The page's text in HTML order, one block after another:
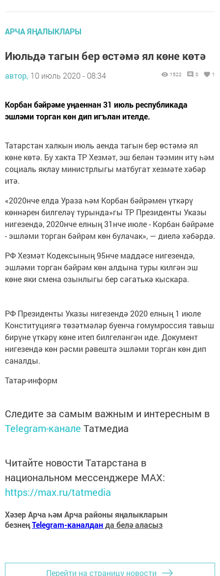
АРЧА ЯҢАЛЫКЛАРЫ
Июльдә тагын бер өстәмә ял көне көтә
автор, 10 июль 2020 - 08:34 1522 0 1
Корбан бәйрәме уңаеннан 31 июль республикада
эшләми торган көн дип игълан ителде.
Татарстан халкын июль аенда тагын бер өстәмә ял
көне көтә. Бу хакта ТР Хезмәт, эш белән тәэмин итү һәм
социаль яклау министрлыгы матбугат хезмәте хәбәр
итә.
«2020нче елда Ураза һәм Корбан бәйрәмен үткәрү
көннәрен билгеләү турында»гы ТР Президенты Указы
нигезендә, 2020нче елның 31нче июле - Корбан бәйрәме
- эшләми торган бәйрәм көн булачак», — диелә хәбәрдә.
РФ Хезмәт Кодексының 95нче маддәсе нигезендә,
эшләми торган бәйрәм көн алдына туры килгән эш
көне яки смена озынлыгы бер сәгатькә кыскара.
РФ Президенты Указы нигезендә 2020 елның 1 июле
Конституциягә төзәтмәләр буенча гомумроссия тавыш
бирүне үткәрү көне итеп билгеләнгән иде. Документ
нигезендә көн рәсми рәвештә эшләми торган көн дип
саналды.
Татар-информ
Следите за самым важным и интересным в
Telegram-канале Татмедиа
Читайте новости Татарстана в
национальном мессенджере MАХ:
https://max.ru/tatmedia
Хәзер Арча һәм Арча районы яңалыкларын
безнеңTelegram-каналданда белә аласыз
Перейти на страницу новости